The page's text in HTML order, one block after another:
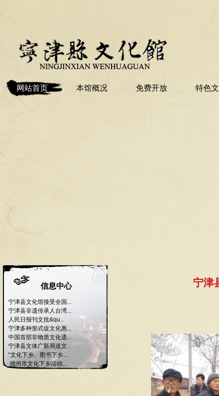
网站首页 本馆概况 免费开放 特色
信息中心
宁津县文化馆接受全国...
宁津县非遗传承人台湾...
人民日报刊文批&qu...
宁津多种形式促文化惠...
中国首部非物质文化遗...
宁津县文体广新局送文...
“文化下乡、图书下乡...
德州市文化下乡活动...
宁津